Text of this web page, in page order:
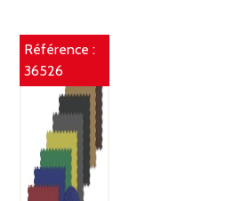
Référence :
36526